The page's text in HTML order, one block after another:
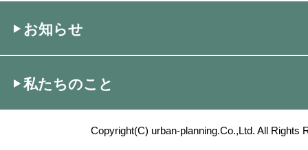
お知らせ
私たちのこと
Copyright(C) urban-planning.Co.,Ltd. All Rights